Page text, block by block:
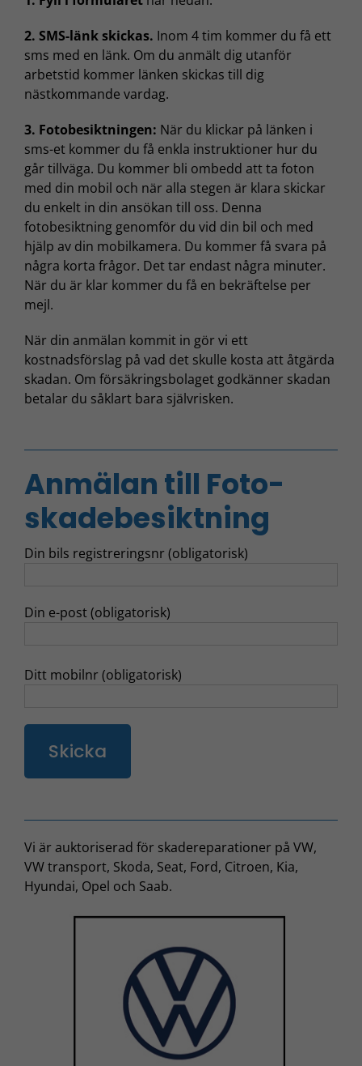
2. SMS-länk skickas. Inom 4 tim kommer du få ett
sms med en länk. Om du anmält dig utanför
arbetstid kommer länken skickas till dig
nästkommande vardag.
3. Fotobesiktningen: När du klickar på länken i
sms-et kommer du få enkla instruktioner hur du
går tillväga. Du kommer bli ombedd att ta foton
med din mobil och när alla stegen är klara skickar
du enkelt in din ansökan till oss. Denna
fotobesiktning genomför du vid din bil och med
hjälp av din mobilkamera. Du kommer få svara på
några korta frågor. Det tar endast några minuter.
När du är klar kommer du få en bekräftelse per
mejl.
När din anmälan kommit in gör vi ett
kostnadsförslag på vad det skulle kosta att åtgärda
skadan. Om försäkringsbolaget godkänner skadan
betalar du såklart bara självrisken.
Anmälan till Foto-
skadebesiktning
Din bils registreringsnr (obligatorisk)
Din e-post (obligatorisk)
Ditt mobilnr (obligatorisk)
Vi är auktoriserad för skadereparationer på VW,
VW transport, Skoda, Seat, Ford, Citroen, Kia,
Hyundai, Opel och Saab.